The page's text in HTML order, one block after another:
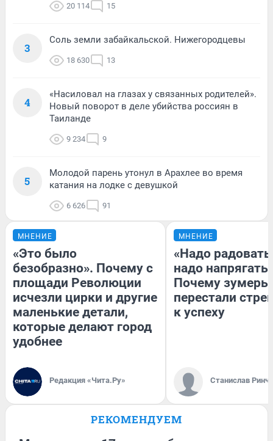
20 114 15
3
Соль земли забайкальской. Нижегородцевы
18 630 13
4
«Насиловал на глазах у связанных родителей».
Новый поворот в деле убийства россиян в
Таиланде
9 234 9
5
Молодой парень утонул в Арахлее во время
катания на лодке с девушкой
6 626 91
МНЕНИЕ
«Это было
безобразно». Почему с
площади Революции
исчезли цирки и другие
маленькие детали,
которые делают город
удобнее
Редакция «Чита.Ру»
МНЕНИЕ
«Надо
надо
Почему зумеры
перестали
к успеху
Станислав
РЕКОМЕНДУЕМ